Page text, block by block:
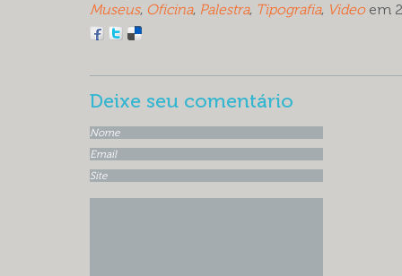
Museus, Oficina, Palestra, Tipografia, Videoem
Deixe seu comentário